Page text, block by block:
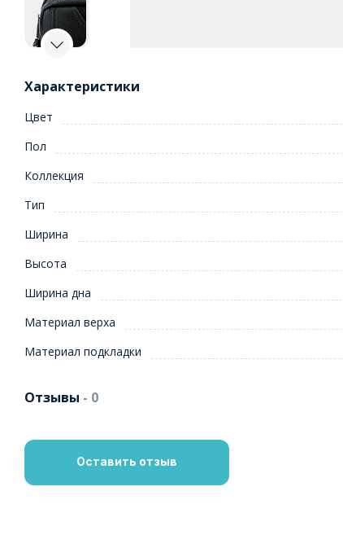
Характеристики
Цвет
Пол
Коллекция
Тип
Ширина
Высота
Ширина дна
Материал верха
Материал подкладки
Отзывы - 0
Оставить отзыв